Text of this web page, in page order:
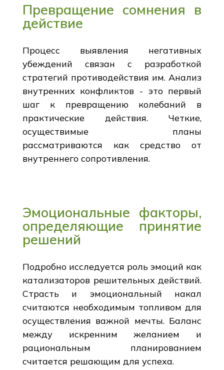
Превращение сомнения в
действие
Процесс выявления негативных
убеждений связан с разработкой
стратегий противодействия им. Анализ
внутренних конфликтов - это первый
шаг к превращению колебаний в
практические действия. Четкие,
осуществимые планы
рассматриваются как средство от
внутреннего сопротивления.
Эмоциональные факторы,
определяющие принятие
решений
Подробно исследуется роль эмоций как
катализаторов решительных действий.
Страсть и эмоциональный накал
считаются необходимым топливом для
осуществления важной мечты. Баланс
между искренним желанием и
рациональным планированием
считается решающим для успеха.